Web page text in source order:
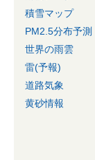
積雪マップ
PM2.5分布予測
世界の雨雲
雷(予報)
道路気象
黄砂情報